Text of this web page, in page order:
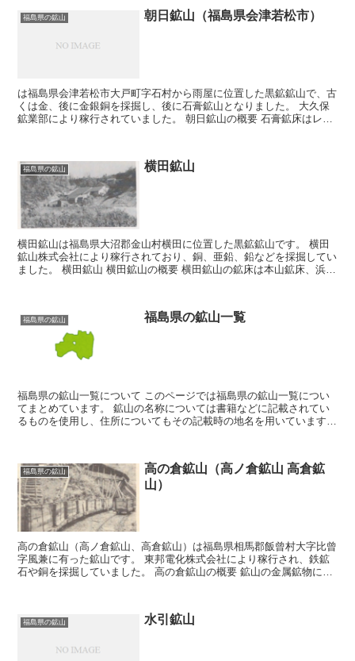
福島県の鉱山 朝日鉱山（福島県会津若松市）
は福島県会津若松市大戸町字石村から雨屋に位置した黒鉱鉱山で、古
くは金、後に金銀銅を採掘し、後に石膏鉱山となりました。 大久保
鉱業部により稼行されていました。 朝日鉱山の概要 石膏鉱床はレン
福島県の鉱山 横田鉱山
横田鉱山は福島県大沼郡金山村横田に位置した黒鉱鉱山です。 横田
鉱山株式会社により稼行されており、銅、亜鉛、鉛などを採掘してい
ました。 横田鉱山 横田鉱山の概要 横田鉱山の鉱床は本山鉱床、浜子
福島県の鉱山 福島県の鉱山一覧
福島県の鉱山一覧について このページでは福島県の鉱山一覧につい
てまとめています。 鉱山の名称については書籍などに記載されてい
るものを使用し、住所についてもその記載時の地名を用いています。
福島県の鉱山
高の倉鉱山（高ノ倉鉱山 高倉鉱
山）
高の倉鉱山（高ノ倉鉱山、高倉鉱山）は福島県相馬郡飯曾村大字比曾
字風兼に有った鉱山です。 東邦電化株式会社により稼行され、鉄鉱
石や銅を採掘していました。 高の倉鉱山の概要 鉱山の金属鉱物に
福島県の鉱山 水引鉱山